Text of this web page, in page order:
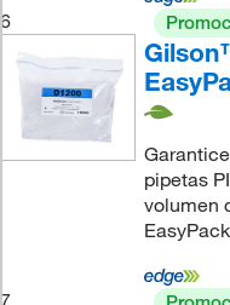
6
pipetas
volumen